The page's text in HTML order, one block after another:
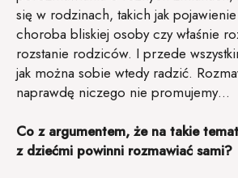
się w rodzinach, takich jak
choroba bliskiej osoby czy właśnie
rozstanie rodziców. I przede
jak można sobie wtedy radzić.
naprawdę niczego nie promujemy…
Co z argumentem, że na takie
z dziećmi powinni rozmawiać sami?